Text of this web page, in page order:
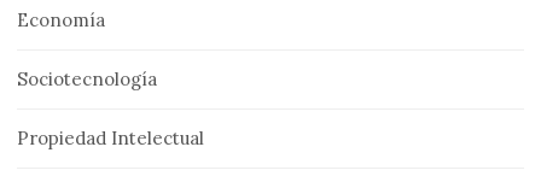
Economía
Sociotecnología
Propiedad Intelectual